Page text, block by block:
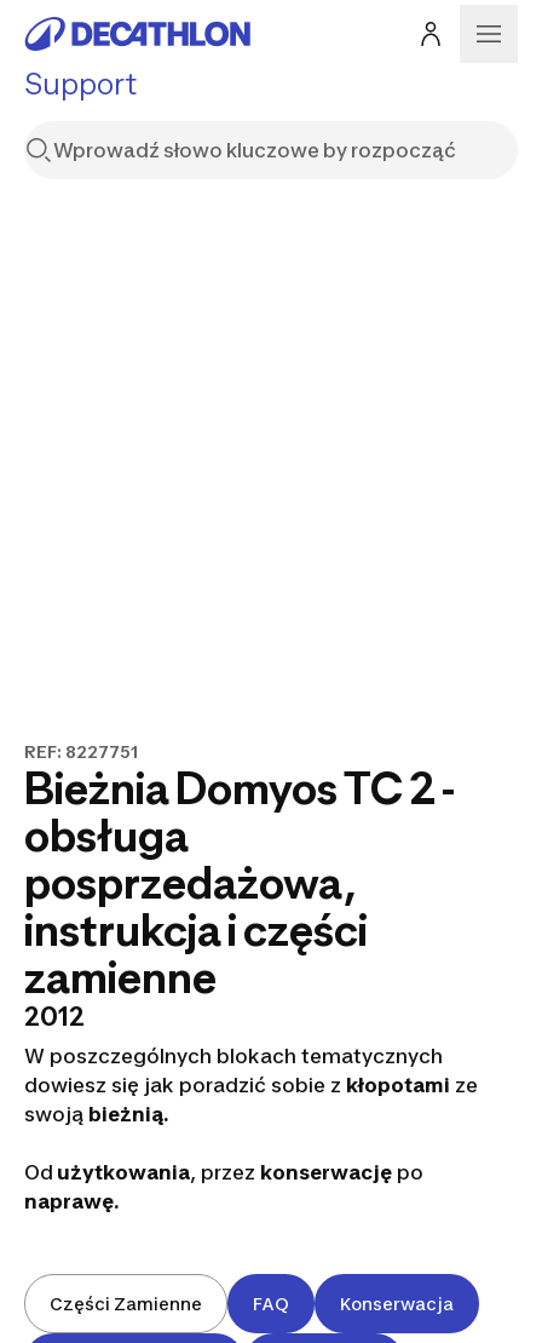
Support
REF: 8227751
Bieżnia Domyos TC 2 -
obsługa
posprzedażowa,
instrukcja i części
zamienne
2012
W poszczególnych blokach tematycznych
dowiesz się jak poradzić sobie z kłopotami ze
swoją bieżnią.
Od użytkowania, przez konserwację po
naprawę.
Części Zamienne FAQ Konserwacja